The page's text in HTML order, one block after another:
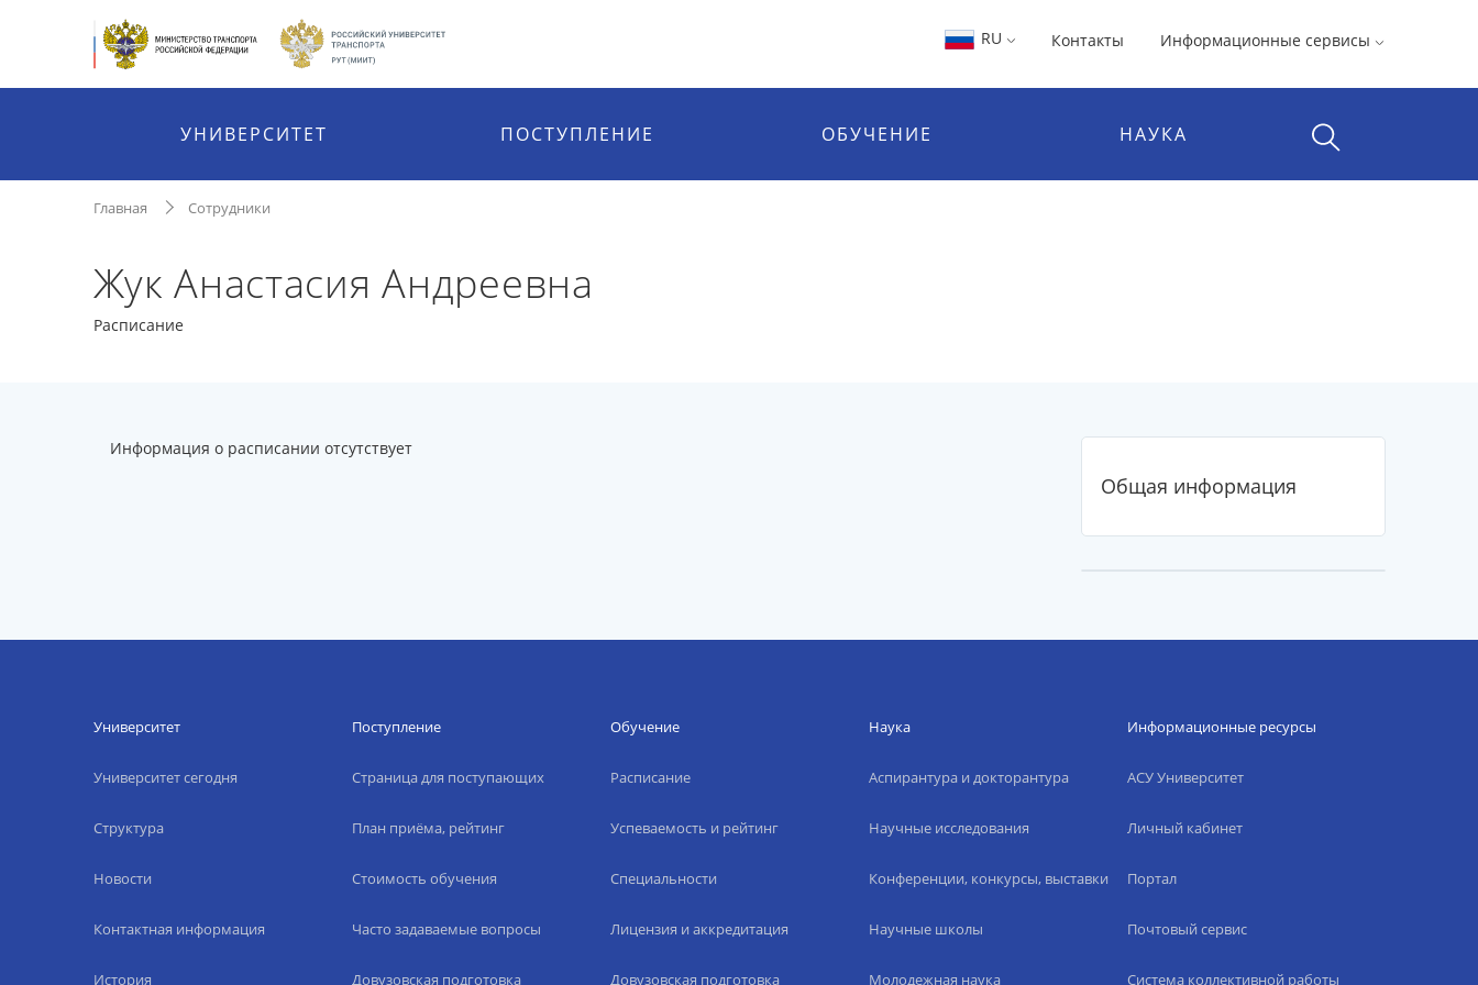
RU Контакты Информационные сервисы
УНИВЕРСИТЕТ ПОСТУПЛЕНИЕ ОБУЧЕНИЕ НАУКА
Главная Сотрудники
Жук Анастасия Андреевна
Расписание
Информация о расписании отсутствует
Общая информация
Университет
Университет сегодня
Структура
Новости
Контактная информация
История
Поступление
Страница для поступающих
План приёма, рейтинг
Стоимость обучения
Часто задаваемые вопросы
Довузовская подготовка
Обучение
Расписание
Успеваемость и рейтинг
Специальности
Лицензия и аккредитация
Довузовская подготовка
Наука
Аспирантура и докторантура
Научные исследования
Конференции, конкурсы, выставки
Научные школы
Молодежная наука
Информационные ресурсы
АСУ Университет
Личный кабинет
Портал
Почтовый сервис
Система коллективной работы